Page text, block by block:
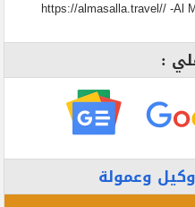
https://almasalla.travel// -Al
:
وعمولة